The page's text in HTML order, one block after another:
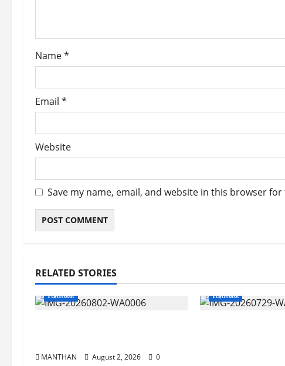
o
n
Name*
Email *
Website
Save my name, email, and website in this browser
RELATED STORIES
ମହାନଗର
MANTHAN August 2, 2026 0
ମହାନଗର